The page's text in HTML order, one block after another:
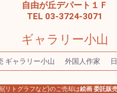
自由が丘デパート１Ｆ
TEL 03-3724-3071
ギャラリー小山
ギャラリー小山 外国人作家
(リトグラフなど)のご売却は絵画 委託販